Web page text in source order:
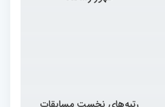
رتبه‌های نخست مسابقات